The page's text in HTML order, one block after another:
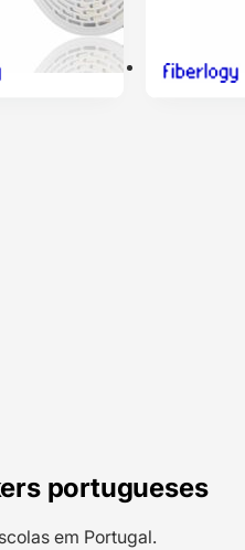
portugueses
em Portugal.